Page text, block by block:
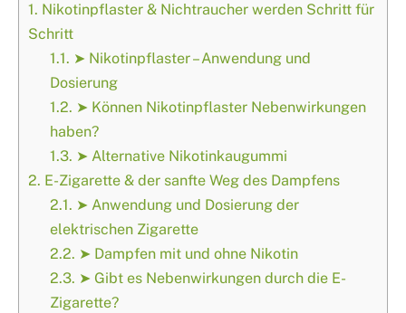
1. Nikotinpflaster & Nichtraucher werden Schritt für
Schritt
1.1. ➤ Nikotinpflaster – Anwendung und
Dosierung
1.2. ➤ Können Nikotinpflaster Nebenwirkungen
haben?
1.3. ➤ Alternative Nikotinkaugummi
2. E-Zigarette & der sanfte Weg des Dampfens
2.1. ➤ Anwendung und Dosierung der
elektrischen Zigarette
2.2. ➤ Dampfen mit und ohne Nikotin
2.3. ➤ Gibt es Nebenwirkungen durch die E-
Zigarette?